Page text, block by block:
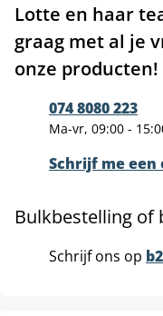
Lotte en haar
graag met al je
onze producten!
074 8080 223
Ma-vr, 09:00 -
Schrijf me een
Bulkbestelling of
Schrijf ons op